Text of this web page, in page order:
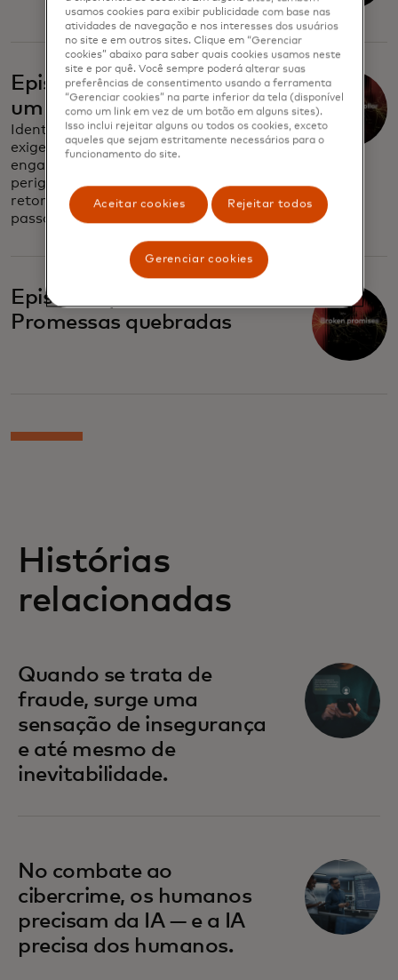
Episódio três: A ilusão de
um bilhão de dólares
Identificar golpes de investimento
exige vigilância. Entenda as táticas
enganosas de engenharia social e os
perigos das &quot;promessas de
retorno garantido&quot; — esteja um
passo à frente.
Episódio quatro:
Promessas quebradas
Histórias
relacionadas
Quando se trata de
fraude, surge uma
sensação de insegurança
e até mesmo de
inevitabilidade.
No combate ao
cibercrime, os humanos
precisam da IA — e a IA
precisa dos humanos.
usamos cookies para exibir publicidade com base nas
atividades de navegação e nos interesses dos usuários
no site e em outros sites. Clique em “Gerenciar
cookies” abaixo para saber quais cookies usamos neste
site e por quê. Você sempre poderá alterar suas
preferências de consentimento usando a ferramenta
“Gerenciar cookies” na parte inferior da tela (disponível
como um link em vez de um botão em alguns sites).
Isso inclui rejeitar alguns ou todos os cookies, exceto
aqueles que sejam estritamente necessários para o
funcionamento do site.
Aceitar cookies Rejeitar todos
Gerenciar cookies